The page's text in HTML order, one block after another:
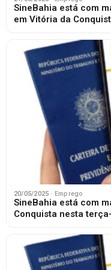
SineBahia está com
em Vitória da
20/05/2025 · Emprego
SineBahia está com
Conquista nesta